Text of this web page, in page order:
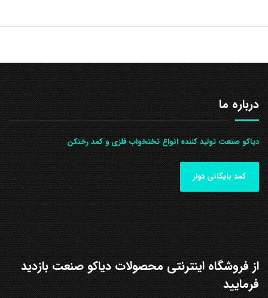
درباره ما
دیاکو صنعت تولید کننده انواع تختخواب فلزی و کمد رختکن
کمد بایگانی دوار
از فروشگاه اینترنتی محصولات دیاکو صنعت بازدید
فرمایید